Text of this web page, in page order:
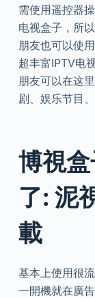
需使用遥控器
电视盒子，所
朋友也可以使
超丰富IPTV电
朋友可以在这
剧、娱乐节目
博視
了: 泥
載
基本上使用很
一開機就在廣